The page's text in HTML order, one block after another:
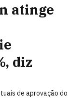
atinge
diz
de aprovação do